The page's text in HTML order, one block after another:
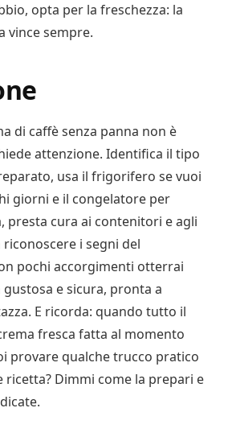
opta per la freschezza: la
vince sempre.
di caffè senza panna non è
attenzione. Identifica il tipo
usa il frigorifero se vuoi
giorni e il congelatore per
presta cura ai contenitori e agli
i segni del
pochi accorgimenti otterrai
e sicura, pronta a
E ricorda: quando tutto il
fresca fatta al momento
provare qualche trucco pratico
Dimmi come la prepari e